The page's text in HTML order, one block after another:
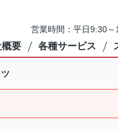
営業時間：平日9:30
要 各種サービス